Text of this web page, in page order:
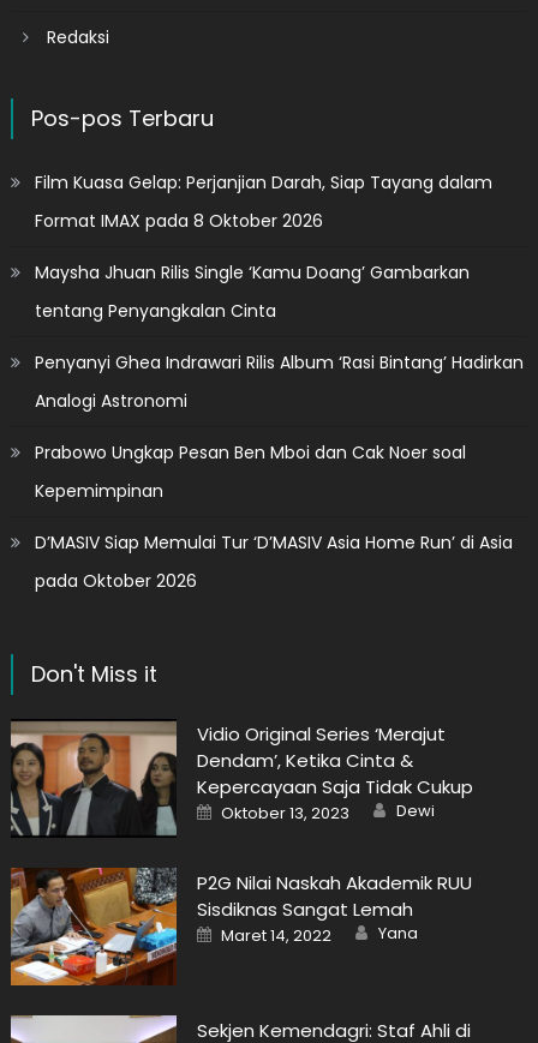
Redaksi
Pos-pos Terbaru
Film Kuasa Gelap: Perjanjian Darah, Siap Tayang dalam
Format IMAX pada 8 Oktober 2026
Maysha Jhuan Rilis Single ‘Kamu Doang’ Gambarkan
tentang Penyangkalan Cinta
Penyanyi Ghea Indrawari Rilis Album ‘Rasi Bintang’ Hadirkan
Analogi Astronomi
Prabowo Ungkap Pesan Ben Mboi dan Cak Noer soal
Kepemimpinan
D’MASIV Siap Memulai Tur ‘D’MASIV Asia Home Run’ di Asia
pada Oktober 2026
Don't Miss it
Vidio Original Series ‘Merajut
Dendam’, Ketika Cinta &
Kepercayaan Saja Tidak Cukup
Posted
on
Oktober 13, 2023 Author
Dewi
P2G Nilai Naskah Akademik RUU
Sisdiknas Sangat Lemah
Posted
on
Maret 14, 2022 Author
Yana
Sekjen Kemendagri: Staf Ahli di